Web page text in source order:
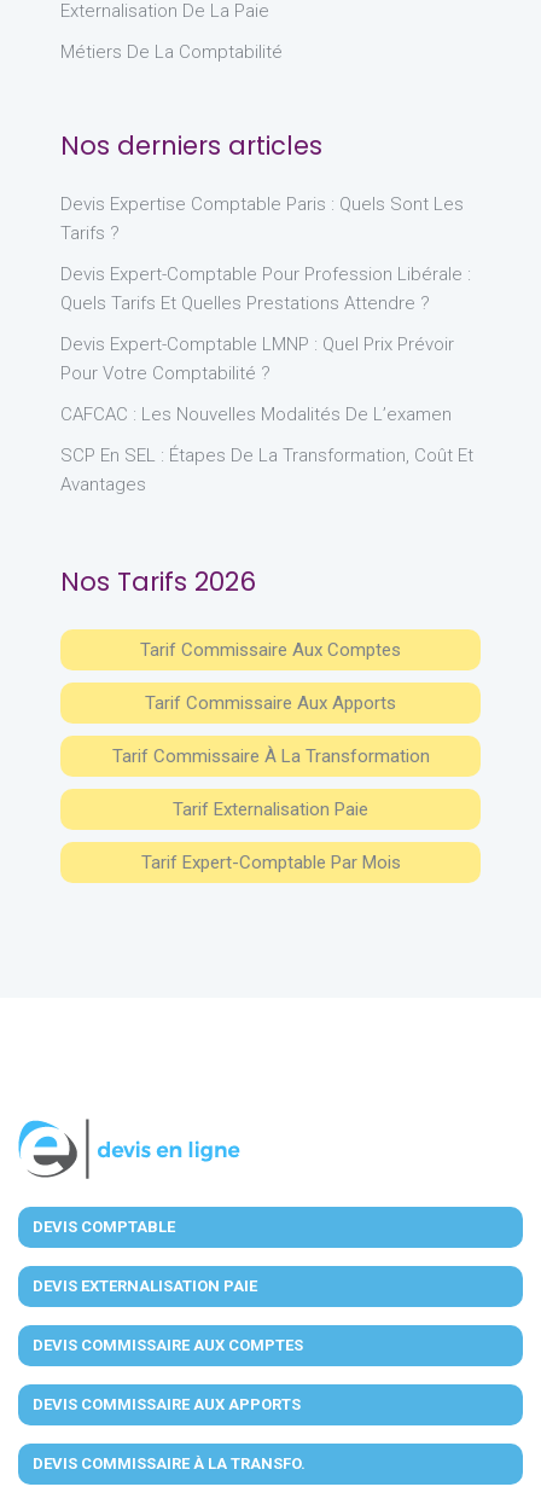
Externalisation De La Paie
Métiers De La Comptabilité
Nos derniers articles
Devis Expertise Comptable Paris : Quels Sont Les
Tarifs ?
Devis Expert-Comptable Pour Profession Libérale :
Quels Tarifs Et Quelles Prestations Attendre ?
Devis Expert-Comptable LMNP : Quel Prix Prévoir
Pour Votre Comptabilité ?
CAFCAC : Les Nouvelles Modalités De L’examen
SCP En SEL : Étapes De La Transformation, Coût Et
Avantages
Nos Tarifs 2026
Tarif Commissaire Aux Comptes
Tarif Commissaire Aux Apports
Tarif Commissaire À La Transformation
Tarif Externalisation Paie
Tarif Expert-Comptable Par Mois
DEVIS COMPTABLE
DEVIS EXTERNALISATION PAIE
DEVIS COMMISSAIRE AUX COMPTES
DEVIS COMMISSAIRE AUX APPORTS
DEVIS COMMISSAIRE À LA TRANSFO.